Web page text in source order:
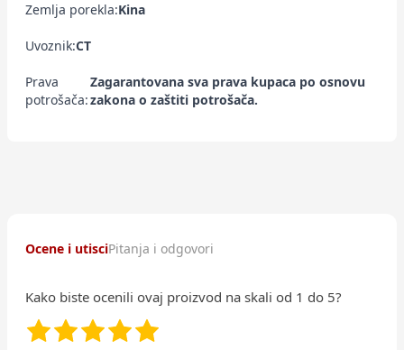
Zemlja porekla:Kina
Uvoznik:CT
Prava
potrošača:
Zagarantovana sva prava kupaca po osnovu
zakona o zaštiti potrošača.
Ocene i utisciPitanja i odgovori
Kako biste ocenili ovaj proizvod na skali od 1 do 5?